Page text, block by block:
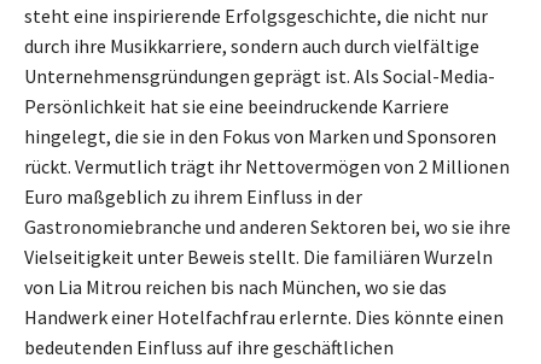
steht eine inspirierende Erfolgsgeschichte, die nicht nur
durch ihre Musikkarriere, sondern auch durch vielfältige
Unternehmensgründungen geprägt ist. Als Social-Media-
Persönlichkeit hat sie eine beeindruckende Karriere
hingelegt, die sie in den Fokus von Marken und Sponsoren
rückt. Vermutlich trägt ihr Nettovermögen von 2 Millionen
Euro maßgeblich zu ihrem Einfluss in der
Gastronomiebranche und anderen Sektoren bei, wo sie ihre
Vielseitigkeit unter Beweis stellt. Die familiären Wurzeln
von Lia Mitrou reichen bis nach München, wo sie das
Handwerk einer Hotelfachfrau erlernte. Dies könnte einen
bedeutenden Einfluss auf ihre geschäftlichen